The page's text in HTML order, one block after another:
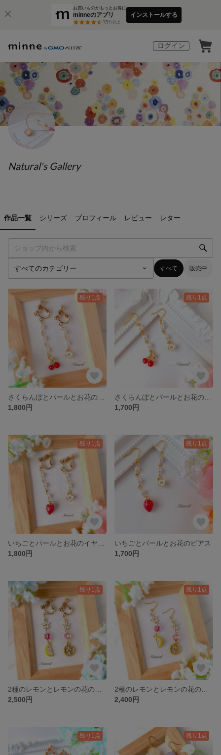
お買いものがもっとお得に
minneのアプリ
3万件以上
インストールする
ログイン
Natural's Gallery
作品一覧 シリーズ プロフィール レビュー レター
すべて 販売中
残り1点
1,800円
残り1点
1,700円
残り1点
1,800円
残り1点
いちごとパールとお花のピアス
1,700円
残り1点
2,500円
残り1点
2,400円
残り1点 残り1点